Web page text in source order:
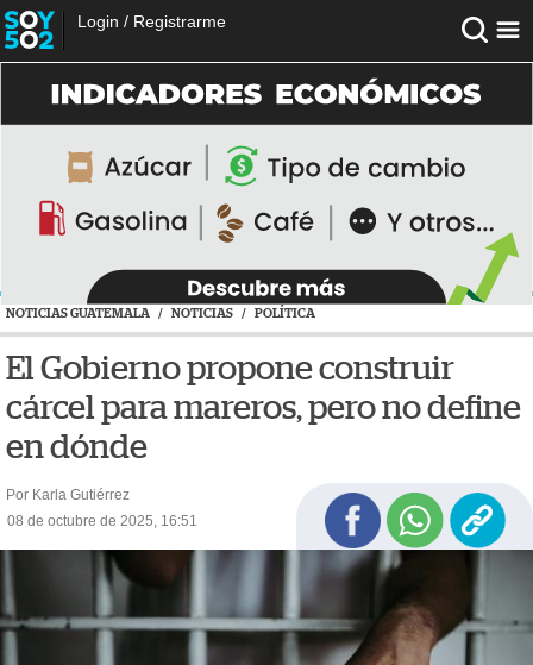
Login / Registrarme
NOTICIAS GUATEMALA / NOTICIAS / POLÍTICA
El Gobierno propone construir
cárcel para mareros, pero no define
en dónde
Por Karla Gutiérrez
08 de octubre de 2025, 16:51